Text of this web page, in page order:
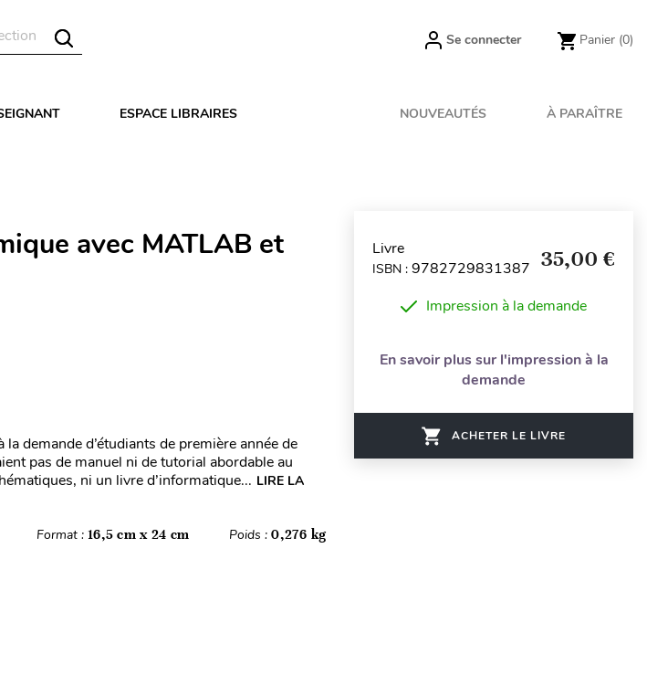
Se connecter Panier (0)
ESPACE LIBRAIRES NOUVEAUTÉS À PARAÎTRE
avec MATLAB et
demande d’étudiants de première année de
pas de manuel ni de tutorial abordable au
ni un livre d’informatique... LIRE LA
Format : 16,5 cm x 24 cm Poids :0,276 kg
Livre
ISBN : 9782729831387 35,00 €
Impression à la demande
En savoir plus sur l'impression à la
demande
ACHETER LE LIVRE